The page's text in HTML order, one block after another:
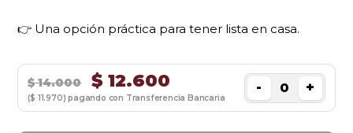
👉 Una opción práctica para tener lista en casa.
$14.000 $12.600
($ 11.970) pagando con Transferencia Bancaria
- +